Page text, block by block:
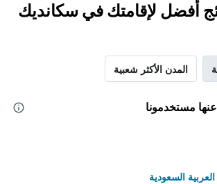
أفضل لإقامتك في سكانديك
المدن الأكثر شعبية
مستخدمونا
السعودية